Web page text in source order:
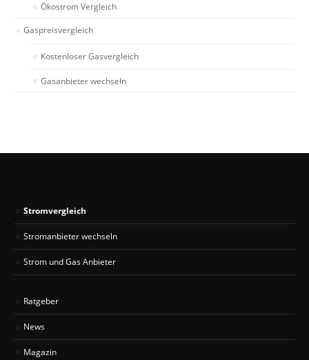
Ökostrom Vergleich
Gaspreisvergleich
Kostenloser Gasvergleich
Gasanbieter wechseln
Stromvergleich
Stromanbieter wechseln
Strom und Gas Anbieter
Ratgeber
News
Magazin